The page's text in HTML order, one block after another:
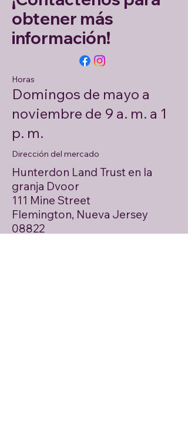
obtener más
información!
Horas
Domingos de mayo a
noviembre de 9 a. m. a 1
p. m.
Dirección del mercado
Hunterdon Land Trust en la
granja Dvoor
111 Mine Street
Flemington, Nueva Jersey
08822